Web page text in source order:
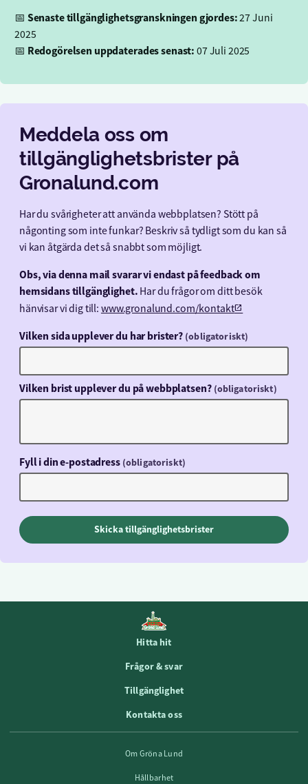
📅 Senaste tillgänglighetsgranskningen gjordes:27 Juni
2025
📅 Redogörelsen uppdaterades senast: 07 Juli 2025
Meddela oss om
tillgänglighetsbrister på
Gronalund.com
Har du svårigheter att använda webbplatsen? Stött på
någonting som inte funkar? Beskriv så tydligt som du kan så
vi kan åtgärda det så snabbt som möjligt.
Obs, via denna mail svarar vi endast på feedback om
hemsidans tillgänglighet. Har du frågor om ditt besök
hänvisar vi dig till: www.gronalund.com/kontakt
Vilken sida upplever du har brister?(obligatoriskt)
Vilken brist upplever du på webbplatsen?(obligatoriskt)
Fyll i din e-postadress(obligatoriskt)
Skicka tillgänglighetsbrister
Hitta hit
Frågor & svar
Tillgänglighet
Kontakta oss
Om Gröna Lund
Hållbarhet